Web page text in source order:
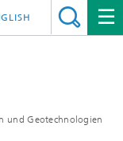
und Geotechnologien